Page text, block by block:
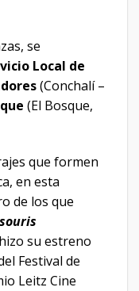
se
Local de
(Conchalí –
(El Bosque,
que formen
en esta
de los que
su estreno
Festival de
Leitz Cine